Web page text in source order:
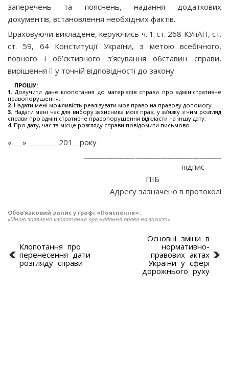
заперечень та пояснень, надання додаткових
документів, встановлення необхідних фактів.
Враховуючи викладене, керуючись ч. 1 ст. 268 КУпАП, ст.
ст. 59, 64 Конституції України, з метою всебічного,
повного і об’єктивного з’ясування обставин справи,
вирішення її у точній відповідності до закону
ПРОШУ:
1. Долучити дане клопотання до матеріалів справи про адміністративне
правопорушення.
2. Надати мені можливість реалізувати моє право на правову допомогу.
3. Надати мені час для вибору захисника моїх прав, у зв’язку з чим розгляд
справи про адміністративне правопорушення відкласти на іншу дату.
4. Про дату, час та місце розгляду справи повідомити письмово.
«___»_________201__року
підпис
ПІБ
Адресу зазначено в протоколі
Обов’язковий запис у графі «Пояснення»:
«Мною заявлено клопотання про надання права на захист»
Клопотання про
перенесення дати
розгляду справи
Основні зміни в
нормативно-
правових актах
України у сфері
дорожнього руху